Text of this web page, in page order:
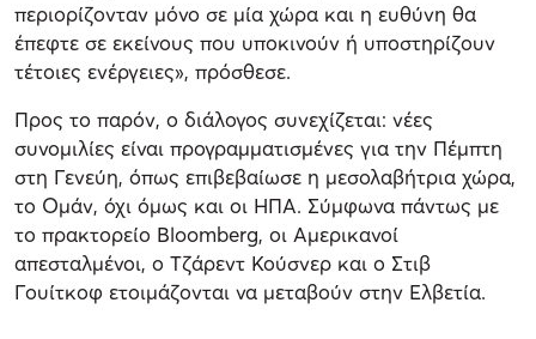
περιορίζονταν μόνο σε μία χώρα και η ευθύνη θα
έπεφτε σε εκείνους που υποκινούν ή υποστηρίζουν
τέτοιες ενέργειες», πρόσθεσε.
Προς το παρόν, ο διάλογος συνεχίζεται: νέες
συνομιλίες είναι προγραμματισμένες για την Πέμπτη
στη Γενεύη, όπως επιβεβαίωσε η μεσολαβήτρια χώρα,
το Ομάν, όχι όμως και οι ΗΠΑ. Σύμφωνα πάντως με
το πρακτορείο Bloomberg, οι Αμερικανοί
απεσταλμένοι, ο Τζάρεντ Κούσνερ και ο Στιβ
Γουίτκοφ ετοιμάζονται να μεταβούν στην Ελβετία.